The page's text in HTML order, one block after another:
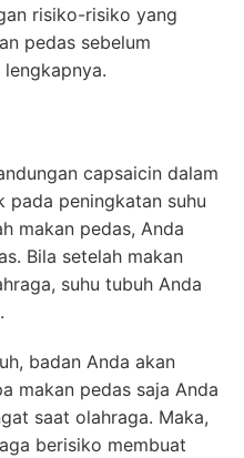
risiko-risiko yang
pedas sebelum
capsaicin dalam
pada peningkatan suhu
makan pedas, Anda
Bila setelah makan
suhu tubuh Anda
badan Anda akan
makan pedas saja Anda
saat olahraga. Maka,
berisiko membuat